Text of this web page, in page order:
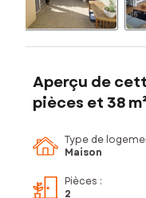
Aperçu de
pièces et 38 m²
Type de
Maison
Pièces :
2